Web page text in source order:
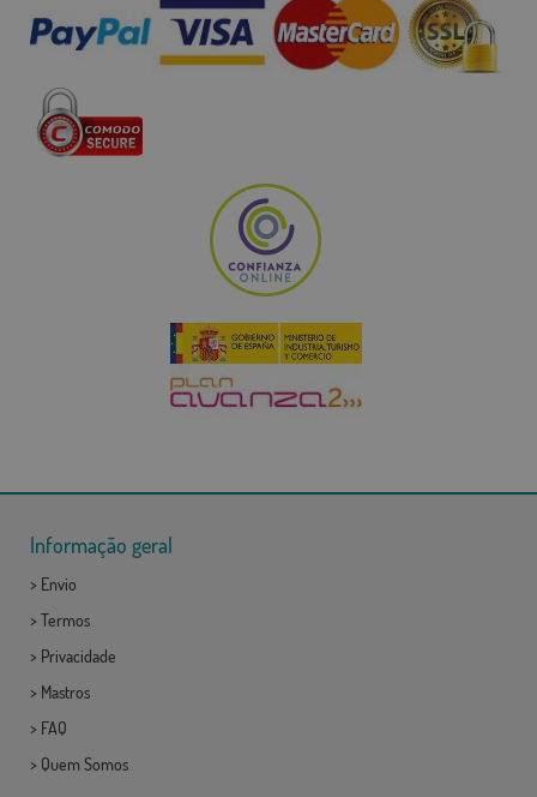
Informação geral
> Envio
> Termos
> Privacidade
> Mastros
> FAQ
> Quem Somos